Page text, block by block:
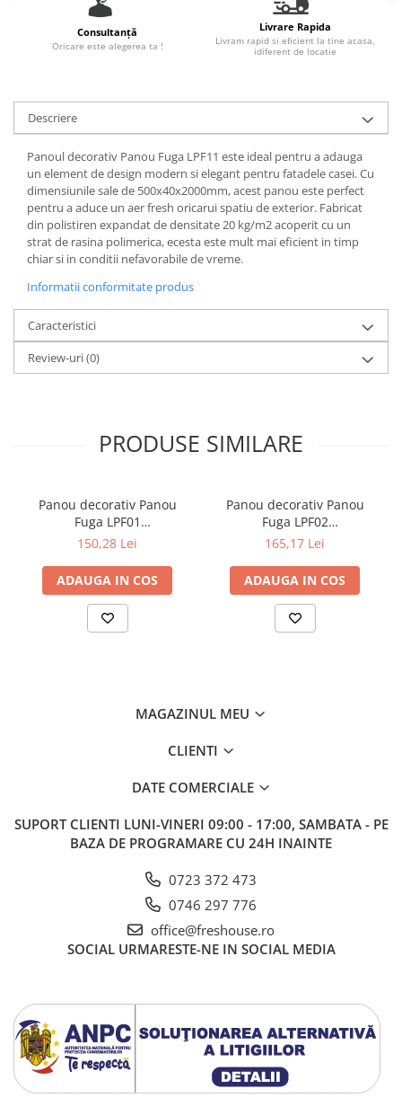
Semicoloane de interior
Baze semicoloane
Piedestaluri semicoloane
Trunchiuri semicoloane
Mulaje de interior
Rozete de interior
Panouri decorative
Cadru de arc
Fronton
Șeminee decorative
Panouri pentru tavan
Console de interior
Cadre de ușă
Accesorii profile decorative
Consultanță
Oricare este alegerea ta !
Livrare Rapida
Livram rapid si eficient la tine acasa,
idiferent de locatie
Descriere
Panoul decorativ Panou Fuga LPF11 este ideal pentru a adauga
un element de design modern si elegant pentru fatadele casei. Cu
dimensiunile sale de 500x40x2000mm, acest panou este perfect
pentru a aduce un aer fresh oricarui spatiu de exterior. Fabricat
din polistiren expandat de densitate 20 kg/m2 acoperit cu un
strat de rasina polimerica, ecesta este mult mai eficient in timp
chiar si in conditii nefavorabile de vreme.
Informatii conformitate produs
Caracteristici
Review-uri(0)
PRODUSE SIMILARE
Panou decorativ Panou
Fuga LPF01
500x35x2000mm
150,28 Lei
ADAUGA IN COS
Panou decorativ Panou
Fuga LPF02
500x40x2000mm
165,17 Lei
ADAUGA IN COS
MAGAZINUL MEU
CLIENTI
DATE COMERCIALE
SUPORT CLIENTI LUNI-VINERI 09:00 - 17:00, SAMBATA - PE
BAZA DE PROGRAMARE CU 24H INAINTE
0723 372 473
0746 297 776
office@freshouse.ro
SOCIAL URMARESTE-NE IN SOCIAL MEDIA